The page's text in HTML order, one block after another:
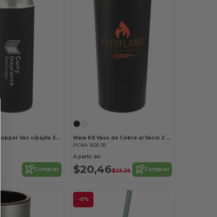
Vaso Marka Copper Vac c/pajita SS 20oz
Comprar
Maia Kit Vaso de Cobre al Vacío 2 en 1 24oz
PCNA 1600-35
A partir de:
$20,46$23,26 Comprar
-0%